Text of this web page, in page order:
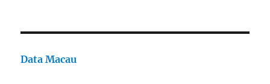
Data Macau